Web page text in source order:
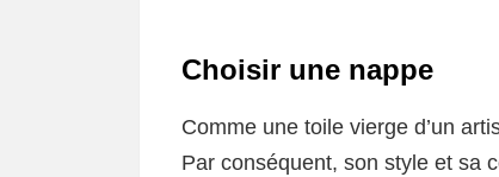
Choisir une nappe
Comme une toile vierge d’un
Par conséquent, son style et sa